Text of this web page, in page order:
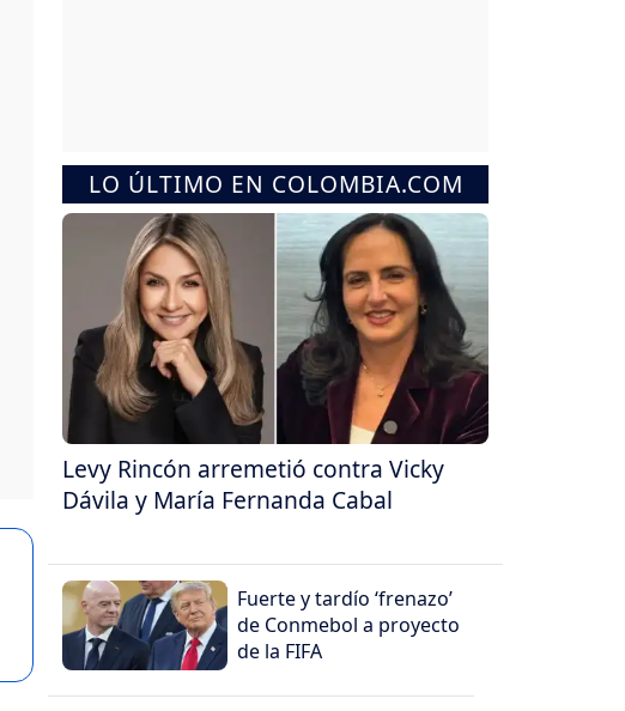
LO ÚLTIMO EN COLOMBIA.COM
Levy Rincón arremetió contra Vicky
Dávila y María Fernanda Cabal
Fuerte y tardío ‘frenazo’
de Conmebol a proyecto
de la FIFA